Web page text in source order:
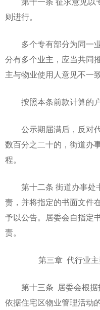
第十一条 征求意见以
则进行。
多个专有部分为同一业
分有多个业主，应当共同
主与物业使用人意见不一
按照本条前款计算的户
公示期届满后，反对代
数百分之二十的，街道办
程。
第十二条 街道办事处
责，并将指定的书面文件
予以公告。居委会自指定
责。
第三章 代行业
第十三条 居委会根据
依据住宅区物业管理活动